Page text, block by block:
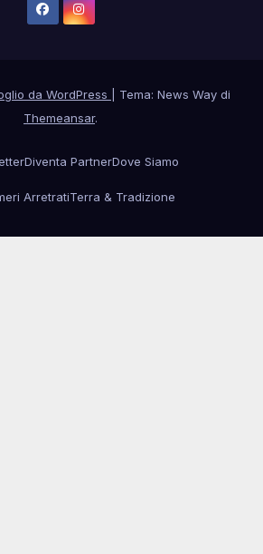
da WordPress
Tema: News Way di
Themeansar.
Diventa PartnerDove Siamo
ArretratiTerra & Tradizione